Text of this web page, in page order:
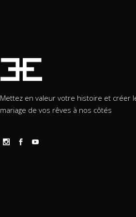
Mettez en valeur votre histoire et créer
mariage de vos rêves à nos côtés